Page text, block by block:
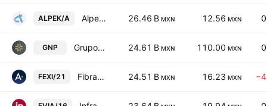
ALPEK/A Alpek, S.A.B. de C.V. Class A 26.46 B MXN 12.56 MXN
GNP Grupo Nacional Provincial SA 24.61 B MXN 110.00 MXN
FEXI/21 Fibra EXI 1 24.51 B MXN 16.23 MXN